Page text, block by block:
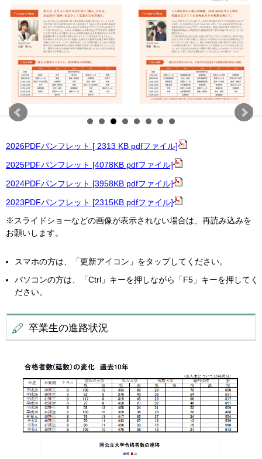
2026PDFパンフレット [ 2313 KB pdfファイル]
2025PDFパンフレット [4078KB pdfファイル]
2024PDFパンフレット [3958KB pdfファイル]
2023PDFパンフレット [2315KB pdfファイル]
※スライドショーなどの画像が表示されない場合は、再読み込みを
お願いします。
スマホの方は、「更新アイコン」をタップしてください。
パソコンの方は、「Ctrl」キーを押しながら「F5」キーを押してく
ださい。
卒業生の進路状況